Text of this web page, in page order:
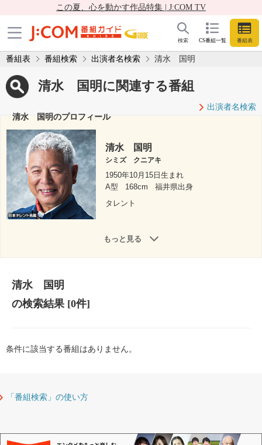
この夏、心を動かす作品特集 | J:COM TV
CS番組一覧 番組表
検索
番組表 番組検索 出演者名検索 清水 国明
清水 国明に関連する番組
出演者名検索
清水 国明のプロフィール
清水 国明
シミズ クニアキ
1950年10月15日生まれ
A型
168cm
福井県出身
タレント
もっと見る
清水 国明
の検索結果[0件]
条件に該当する番組はありません。
「番組検索」の使い方